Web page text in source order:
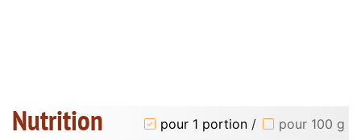
Nutrition pour 1 portion / pour 100 g